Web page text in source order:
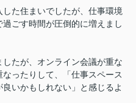
た住まいでしたが、仕事環境
ごす時間が圧倒的に増えまし
たが、オンライン会議が重な
ったりして、「仕事スペース
いかもしれない」と感じるよ